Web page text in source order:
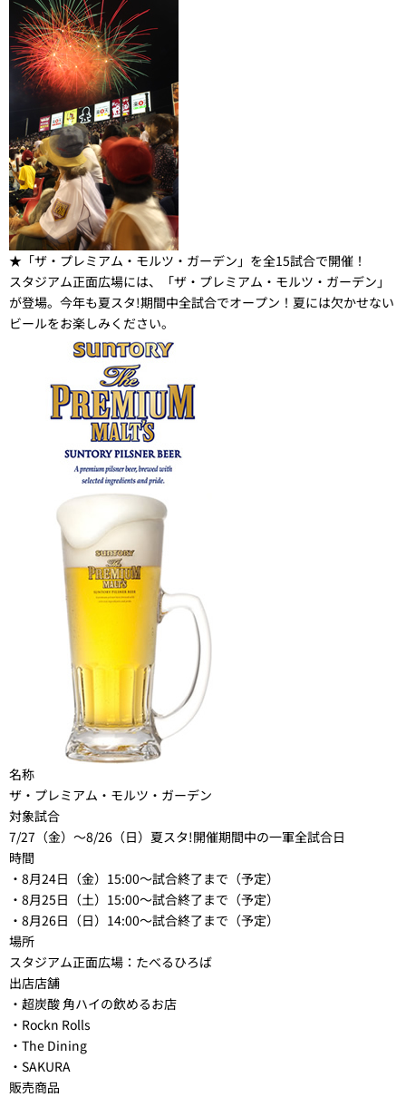
★「ザ・プレミアム・モルツ・ガーデン」を全15試合で開催！
スタジアム正面広場には、「ザ・プレミアム・モルツ・ガーデン」
が登場。今年も夏スタ!期間中全試合でオープン！夏には欠かせない
ビールをお楽しみください。
名称
ザ・プレミアム・モルツ・ガーデン
対象試合
7/27（金）～8/26（日）夏スタ!開催期間中の一軍全試合日
時間
・8月24日（金）15:00～試合終了まで（予定）
・8月25日（土）15:00～試合終了まで（予定）
・8月26日（日）14:00～試合終了まで（予定）
場所
スタジアム正面広場：たべるひろば
出店店舗
・超炭酸 角ハイの飲めるお店
・Rockn Rolls
・The Dining
・SAKURA
販売商品